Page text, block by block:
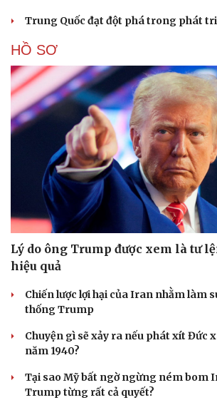
Trung Quốc đạt đột phá trong phát
HỒ SƠ
Lý do ông Trump được xem là tư
hiệu quả
Chiến lược lợi hại của Iran nhằm làm
thống Trump
Chuyện gì sẽ xảy ra nếu phát xít Đức
năm 1940?
Tại sao Mỹ bất ngờ ngừng ném bom
Trump từng rất cả quyết?